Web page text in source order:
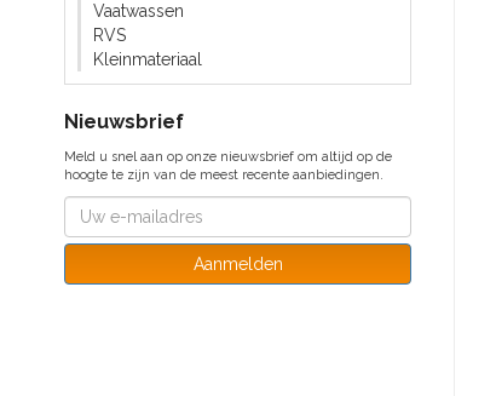
Vaatwassen
RVS
Kleinmateriaal
Nieuwsbrief
Meld u snel aan op onze nieuwsbrief om altijd op de
hoogte te zijn van de meest recente aanbiedingen.
Aanmelden